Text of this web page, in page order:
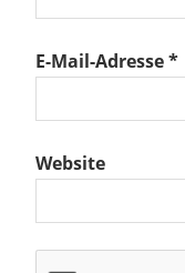
E-Mail-Adresse*
Website